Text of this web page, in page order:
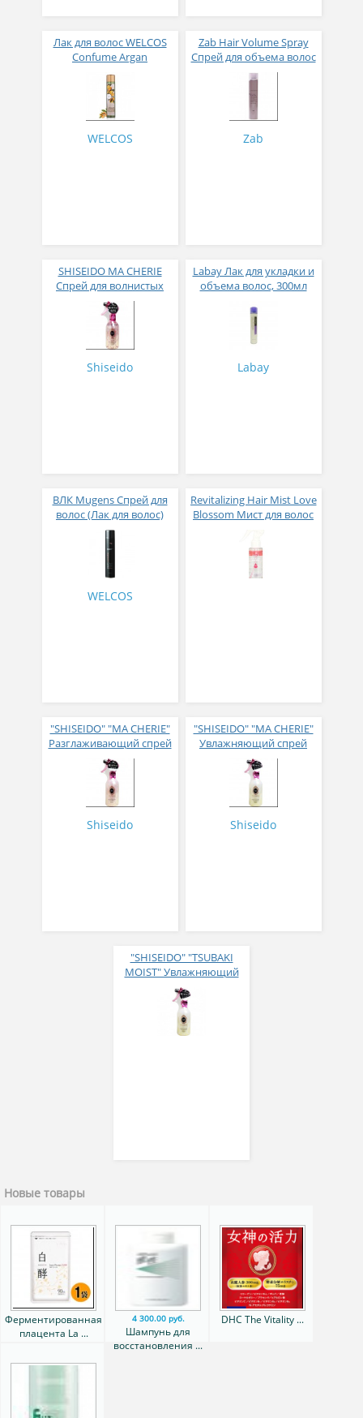
Лак для волос WELCOS
Confume Argan
Treatment Spray 300 мл
WELCOS
Zab Hair Volume Spray
Спрей для объема волос
300мл
Zab
SHISEIDO MA CHERIE
Спрей для волнистых
волос с с защитой от
термического
воздействия с цветочно-
фруктовым ароматом
Shiseido
Labay Лак для укладки и
объема волос, 300мл
Labay
ВЛК Mugens Спрей для
волос (Лак для волос)
Mugens Hard Spray 300
WELCOS
Revitalizing Hair Mist Love
Blossom Мист для волос
"SHISEIDO" "MA CHERIE"
Разглаживающий спрей
с термозащитой с
нежным цветочно-
фруктовым ароматом
250мл
Shiseido
"SHISEIDO" "MA CHERIE"
Увлажняющий спрей
для волос с
термозащитой 250мл
Shiseido
"SHISEIDO" "TSUBAKI
MOIST" Увлажняющий
спрей для волос с
маслом камелии и
защитой от
термического
Новые товары
Ферментированная
плацента La ...
4 300.00 руб.
Шампунь для
восстановления ...
DHC The Vitality ...